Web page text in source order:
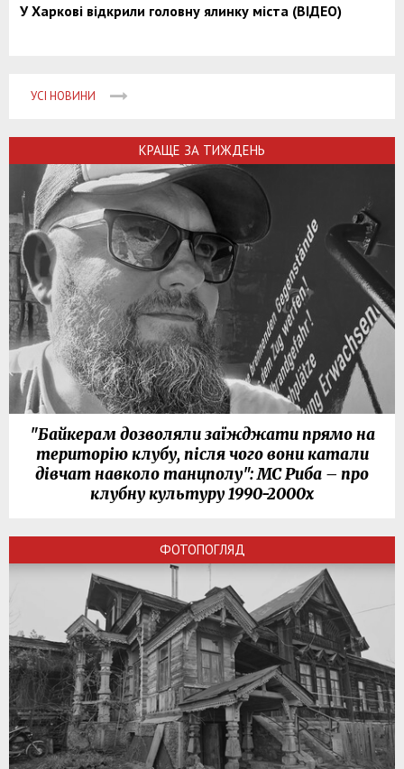
У Харкові відкрили головну ялинку міста (ВІДЕО)
УСІ НОВИНИ
КРАЩЕ ЗА ТИЖДЕНЬ
"Байкерам дозволяли заїжджати прямо на
територію клубу, після чого вони катали
дівчат навколо танцполу": МС Риба – про
клубну культуру 1990-2000х
ФОТОПОГЛЯД